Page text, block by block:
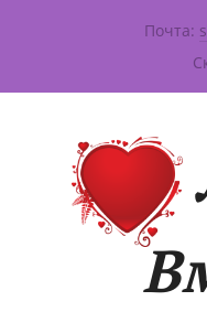
Почта: